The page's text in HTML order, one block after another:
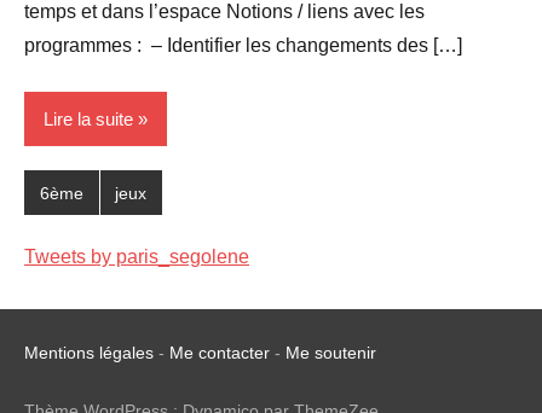
temps et dans l’espace Notions / liens avec les
programmes : – Identifier les changements des […]
Lire la suite
6ème jeux
Tweets by paris_segolene
Mentions légales - Me contacter - Me soutenir